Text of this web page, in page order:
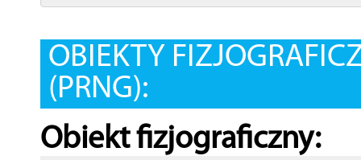
OBIEKTY
(PRNG):
Obiekt fizjograficzny: